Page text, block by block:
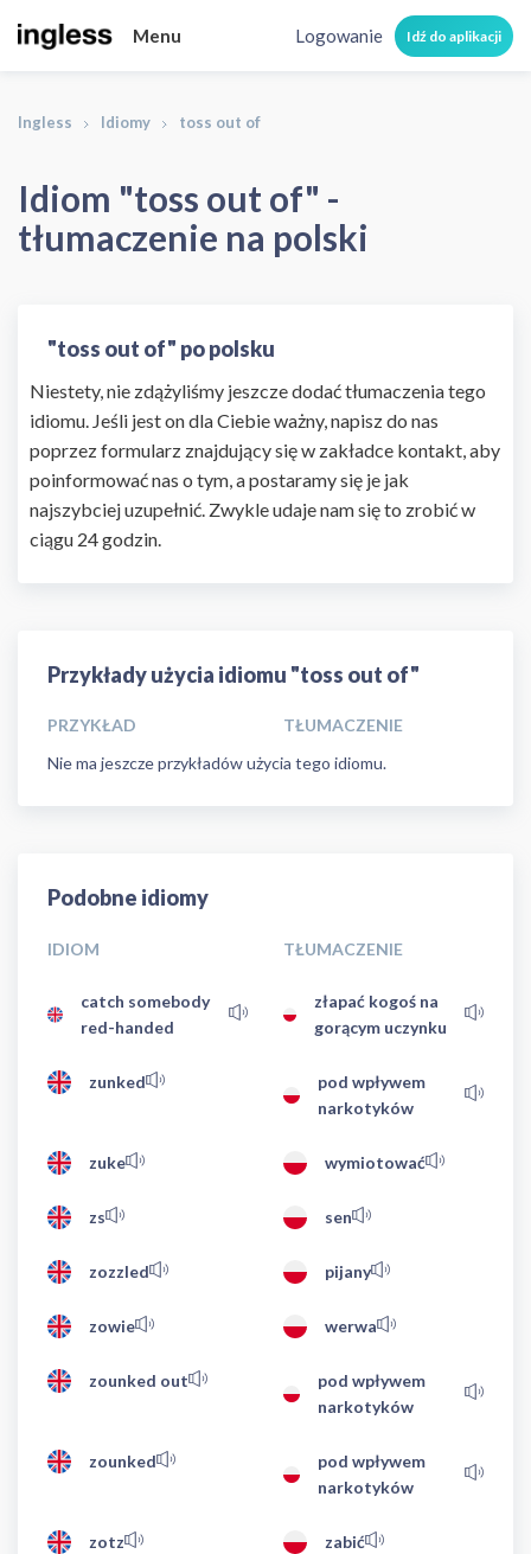
Menu Logowanie Idź do aplikacji
Ingless Idiomy toss out of
Idiom "toss out of" -
tłumaczenie na polski
"toss out of" po polsku
Niestety, nie zdążyliśmy jeszcze dodać tłumaczenia tego
idiomu. Jeśli jest on dla Ciebie ważny, napisz do nas
poprzez formularz znajdujący się w zakładce kontakt, aby
poinformować nas o tym, a postaramy się je jak
najszybciej uzupełnić. Zwykle udaje nam się to zrobić w
ciągu 24 godzin.
Przykłady użycia idiomu "toss out of"
PRZYKŁAD
TŁUMACZENIE
Nie ma jeszcze przykładów użycia tego idiomu.
Podobne idiomy
IDIOM TŁUMACZENIE
catch somebody
red-handed
złapać kogoś na
gorącym uczynku
zunked
pod wpływem
narkotyków
zuke wymiotować
zs sen
zozzled pijany
zowie werwa
zounked out
pod wpływem
narkotyków
zounked
pod wpływem
narkotyków
zotz zabić